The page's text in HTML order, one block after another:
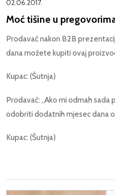
02.06.2017.
Moć tišine u
Prodavač nakon B2B
dana možete kupiti ovaj
Kupac: (Šutnja)
Prodavač: „Ako mi odmah
odobriti dodatnih mjesec dana
Kupac: (Šutnja)